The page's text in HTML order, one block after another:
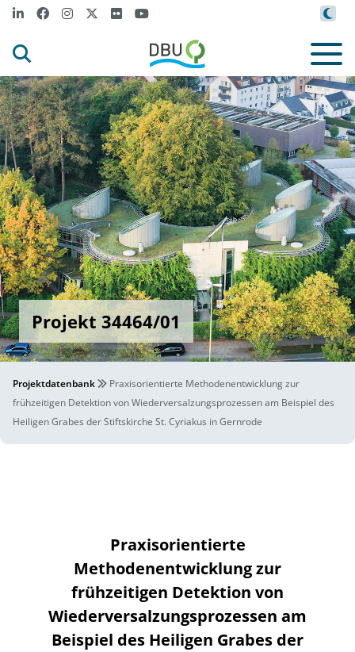
Projekt 34464/01
Projektdatenbank
Praxisorientierte Methodenentwicklung zur
frühzeitigen Detektion von Wiederversalzungsprozessen am Beispiel des
Heiligen Grabes der Stiftskirche St. Cyriakus in Gernrode
Praxisorientierte
Methodenentwicklung zur
frühzeitigen Detektion von
Wiederversalzungsprozessen am
Beispiel des Heiligen Grabes der